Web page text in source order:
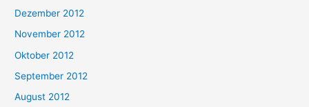
Dezember 2012
November 2012
Oktober 2012
September 2012
August 2012